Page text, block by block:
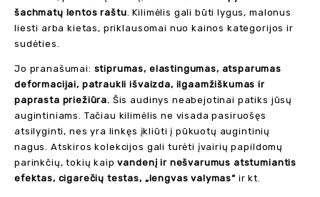
šachmatų lentos raštu. Kilimėlis gali būti lygus, malonus
liesti arba kietas, priklausomai nuo kainos kategorijos ir
sudėties.
Jo pranašumai: stiprumas, elastingumas, atsparumas
deformacijai, patraukli išvaizda, ilgaamžiškumas ir
paprasta priežiūra. Šis audinys neabejotinai patiks jūsų
augintiniams. Tačiau kilimėlis ne visada pasiruošęs
atsilyginti, nes yra linkęs įkliūti į pūkuotų augintinių
nagus. Atskiros kolekcijos gali turėti įvairių papildomų
parinkčių, tokių kaipvandenį ir nešvarumus atstumiantis
efektas, cigarečių testas, „lengvas valymas“ ir kt.